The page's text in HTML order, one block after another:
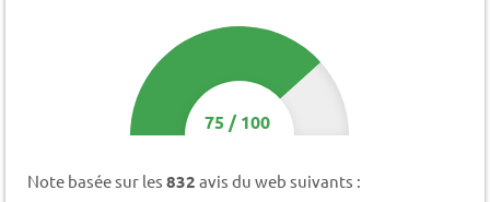
75 /100
Note basée sur les 832 avis du web suivants :